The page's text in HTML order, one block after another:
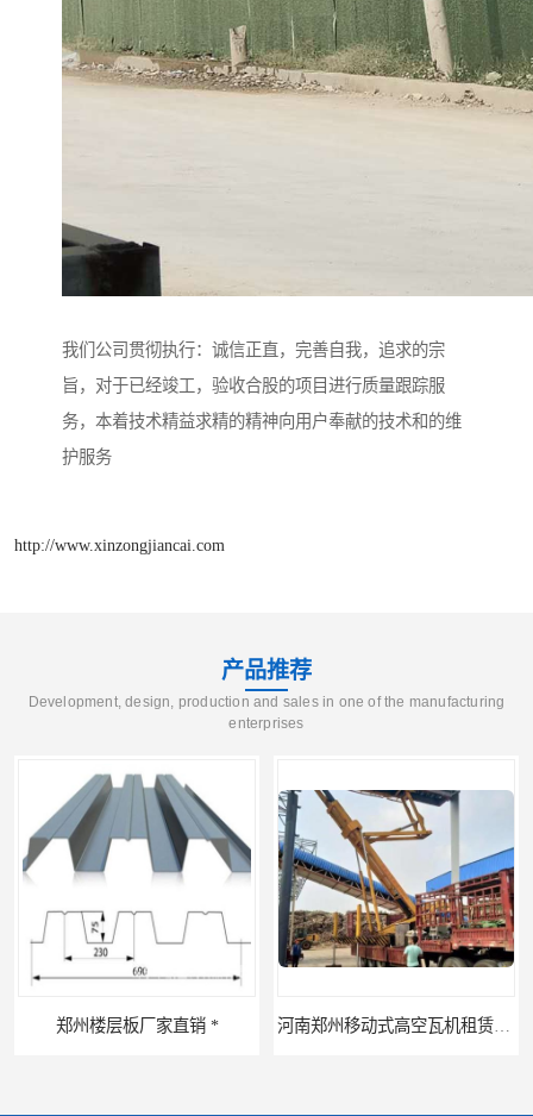
我们公司贯彻执行：诚信正直，完善自我，追求的宗
旨，对于已经竣工，验收合股的项目进行质量跟踪服
务，本着技术精益求精的精神向用户奉献的技术和的维
护服务
http://www.xinzongjiancai.com
产品推荐
Development, design, production and sales in one of the manufacturing
enterprises
河南郑州移动式高空瓦机租赁公司 提高施工效率